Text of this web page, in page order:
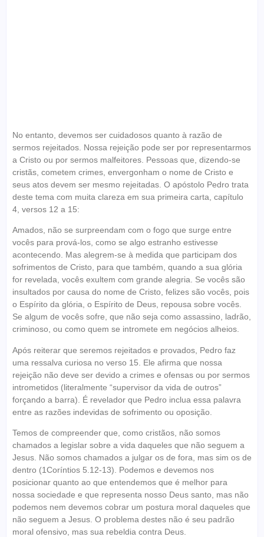
No entanto, devemos ser cuidadosos quanto à razão de
sermos rejeitados. Nossa rejeição pode ser por representarmos
a Cristo ou por sermos malfeitores. Pessoas que, dizendo-se
cristãs, cometem crimes, envergonham o nome de Cristo e
seus atos devem ser mesmo rejeitadas. O apóstolo Pedro trata
deste tema com muita clareza em sua primeira carta, capítulo
4, versos 12 a 15:
Amados, não se surpreendam com o fogo que surge entre
vocês para prová-los, como se algo estranho estivesse
acontecendo. Mas alegrem-se à medida que participam dos
sofrimentos de Cristo, para que também, quando a sua glória
for revelada, vocês exultem com grande alegria. Se vocês são
insultados por causa do nome de Cristo, felizes são vocês, pois
o Espírito da glória, o Espírito de Deus, repousa sobre vocês.
Se algum de vocês sofre, que não seja como assassino, ladrão,
criminoso, ou como quem se intromete em negócios alheios.
Após reiterar que seremos rejeitados e provados, Pedro faz
uma ressalva curiosa no verso 15. Ele afirma que nossa
rejeição não deve ser devido a crimes e ofensas ou por sermos
intrometidos (literalmente “supervisor da vida de outros”
forçando a barra). É revelador que Pedro inclua essa palavra
entre as razões indevidas de sofrimento ou oposição.
Temos de compreender que, como cristãos, não somos
chamados a legislar sobre a vida daqueles que não seguem a
Jesus. Não somos chamados a julgar os de fora, mas sim os de
dentro (1Coríntios 5.12-13). Podemos e devemos nos
posicionar quanto ao que entendemos que é melhor para
nossa sociedade e que representa nosso Deus santo, mas não
podemos nem devemos cobrar um postura moral daqueles que
não seguem a Jesus. O problema destes não é seu padrão
moral ofensivo, mas sua rebeldia contra Deus.